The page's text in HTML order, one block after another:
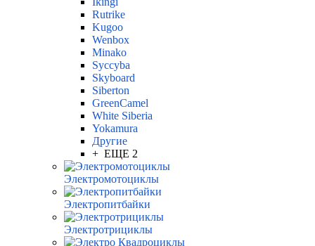
Rutrike
Kugoo
Wenbox
Minako
Syccyba
Skyboard
Siberton
GreenCamel
White Siberia
Yokamura
Другие
+ ЕЩЕ 2
Электромотоциклы
Электропитбайки
Электротрициклы